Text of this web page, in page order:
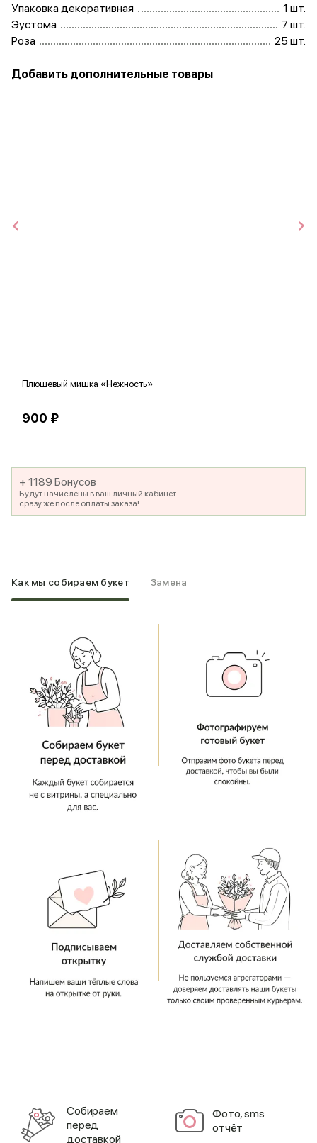
Упаковка декоративная
1 шт.
Эустома
7 шт.
Роза
25 шт.
Добавить дополнительные товары
Плюшевый мишка «Нежность»
900 ₽
+ 1189 Бонусов
Будут начислены в ваш личный кабинет
сразу же после оплаты заказа!
Как мы собираем букет Замена
Cобираем
перед
доставкой
Фото, sms
отчёт